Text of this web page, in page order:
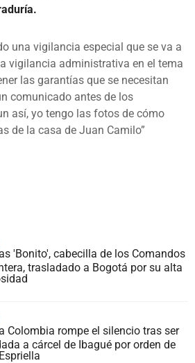
una vigilancia especial que se va a
vigilancia administrativa en el tema
las garantías que se necesitan
comunicado antes de los
así, yo tengo las fotos de cómo
de la casa de Juan Camilo
'Bonito', cabecilla de los Comandos
trasladado a Bogotá por su alta
Colombia rompe el silencio tras ser
a cárcel de Ibagué por orden de